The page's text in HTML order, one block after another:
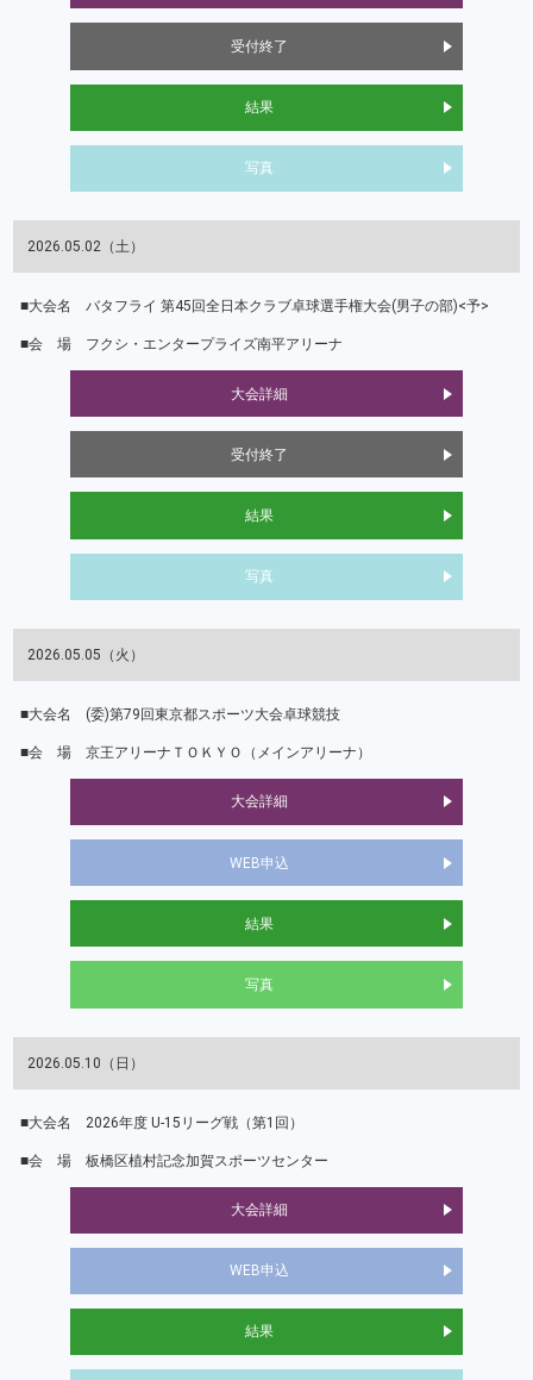
受付終了
結果
写真
2026.05.02（土）
バタフライ 第45回全日本クラブ卓球選手権大会(男子の部)<予>
フクシ・エンタープライズ南平アリーナ
大会詳細
受付終了
結果
写真
2026.05.05（火）
(委)第79回東京都スポーツ大会卓球競技
京王アリーナＴＯＫＹＯ（メインアリーナ）
大会詳細
WEB申込
結果
写真
2026.05.10（日）
2026年度 U-15リーグ戦（第1回）
板橋区植村記念加賀スポーツセンター
大会詳細
WEB申込
結果